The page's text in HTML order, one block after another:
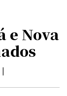
e Nova